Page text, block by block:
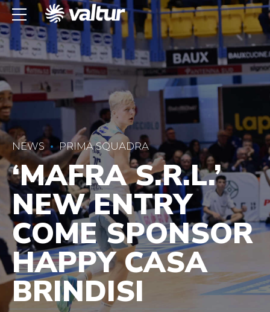
NEWS PRIMA SQUADRA
‘MAFRA S.R.L.’
NEW ENTRY
COME SPONSOR
HAPPY CASA
BRINDISI